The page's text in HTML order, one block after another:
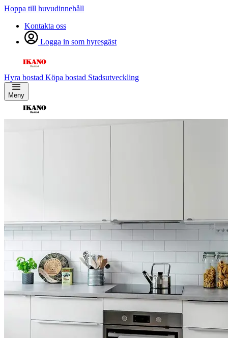
Hoppa till huvudinnehåll
Kontakta oss
Logga in som hyresgäst
Hyra bostad Köpa bostad Stadsutveckling
Meny